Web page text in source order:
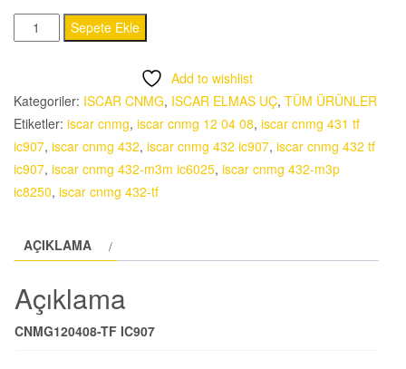
CNMG120408-
TF
adet
Sepete Ekle
Add to wishlist
Kategoriler: ISCAR CNMG, ISCAR ELMAS UÇ, TÜM ÜRÜNLER
Etiketler: iscar cnmg, iscar cnmg 12 04 08, iscar cnmg 431 tf
ic907, iscar cnmg 432, iscar cnmg 432 ic907, iscar cnmg 432 tf
ic907, iscar cnmg 432-m3m ic6025, iscar cnmg 432-m3p
ic8250, iscar cnmg 432-tf
AÇIKLAMA
Açıklama
CNMG120408-TF IC907